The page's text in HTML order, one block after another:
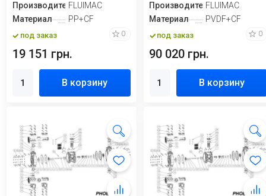
ПроизводительFLUIMAC
Материал
PP+CF
под заказ 0
19 151 грн.
В корзину
ПроизводительFLUIMAC
Материал
PVDF+CF
под заказ 0
90 020 грн.
В корзину